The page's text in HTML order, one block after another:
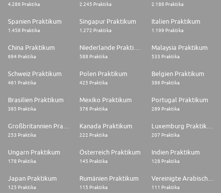
4.286 Praktika 2.245 Praktika 2.188 Praktika
Spanien Praktikum
1.458 Praktika
Singapur Praktikum
1.272 Praktika
Italien Praktikum
1.199 Praktika
China Praktikum
694 Praktika 588 Praktika
Malaysia Praktikum
533 Praktika
Schweiz Praktikum
461 Praktika
Polen Praktikum
425 Praktika
Belgien Praktikum
386 Praktika
Brasilien Praktikum
385 Praktika
Mexiko Praktikum
376 Praktika
Portugal Praktikum
289 Praktika
253 Praktika
Kanada Praktikum
222 Praktika 207 Praktika
Ungarn Praktikum
178 Praktika
Österreich Praktikum
145 Praktika
Indien Praktikum
128 Praktika
Japan Praktikum
125 Praktika
Rumänien Praktikum
115 Praktika
Vereinigte Arabische Emirate Praktikum
111 Praktika